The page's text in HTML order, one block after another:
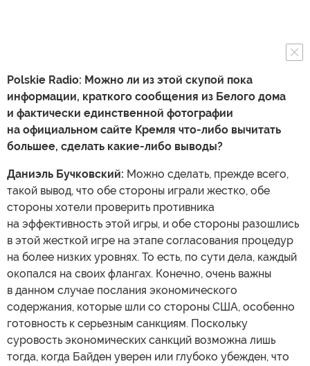
Polskie Radio: Можно ли из этой скупой пока
информации, краткого сообщения из Белого дома
и фактически единственной фотографии
на официальном сайте Кремля что-либо вычитать
большее, сделать какие-либо выводы?
Даниэль Бучковский: Можно сделать, прежде всего,
такой вывод, что обе стороны играли жестко, обе
стороны хотели проверить противника
на эффективность этой игры, и обе стороны разошлись
в этой жесткой игре на этапе согласования процедур
на более низких уровнях. То есть, по сути дела, каждый
окопался на своих флангах. Конечно, очень важны
в данном случае послания экономического
содержания, которые шли со стороны США, особенно
готовность к серьезным санкциям. Поскольку
суровость экономических санкций возможна лишь
тогда, когда Байден уверен или глубоко убежден, что